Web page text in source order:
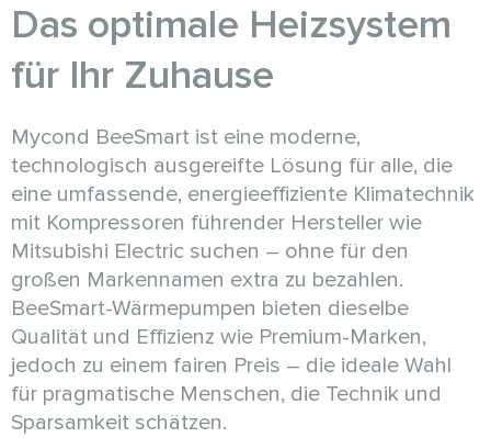
Das optimale Heizsystem
für Ihr Zuhause
Mycond BeeSmart ist eine moderne,
technologisch ausgereifte Lösung für alle, die
eine umfassende, energieeffiziente Klimatechnik
mit Kompressoren führender Hersteller wie
Mitsubishi Electric suchen – ohne für den
großen Markennamen extra zu bezahlen.
BeeSmart-Wärmepumpen bieten dieselbe
Qualität und Effizienz wie Premium-Marken,
jedoch zu einem fairen Preis – die ideale Wahl
für pragmatische Menschen, die Technik und
Sparsamkeit schätzen.